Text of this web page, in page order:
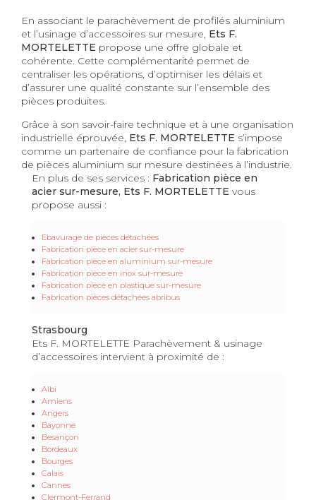
En associant le parachèvement de profilés aluminium
et l’usinage d’accessoires sur mesure, Ets F.
MORTELETTE propose une offre globale et
cohérente. Cette complémentarité permet de
centraliser les opérations, d’optimiser les délais et
d’assurer une qualité constante sur l’ensemble des
pièces produites.
Grâce à son savoir-faire technique et à une organisation
industrielle éprouvée, Ets F. MORTELETTE s’impose
comme un partenaire de confiance pour la fabrication
de pièces aluminium sur mesure destinées à l’industrie.
En plus de ses services : Fabrication pièce en
acier sur-mesure, Ets F. MORTELETTE vous
propose aussi :
Ebavurage de pièces détachées
Fabrication pièce en acier sur-mesure
Fabrication pièce en aluminium sur-mesure
Fabrication pièce en inox sur-mesure
Fabrication pièce en plastique sur-mesure
Fabrication pièces détachées abribus
Strasbourg
Ets F. MORTELETTE Parachèvement & usinage
d’accessoires intervient à proximité de :
Albi
Amiens
Angers
Bayonne
Besançon
Bordeaux
Bourges
Calais
Cannes
Clermont-Ferrand